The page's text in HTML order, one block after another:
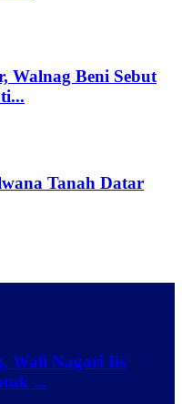
Walnag Beni Sebut
Tanah Datar
Wali Nagari Iis
...